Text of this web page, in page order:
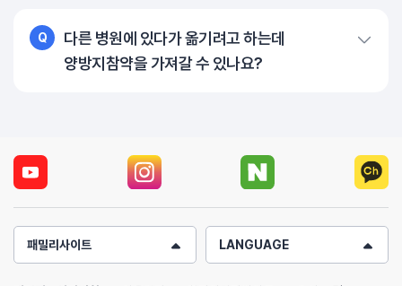
Q
다른 병원에 있다가 옮기려고 하는데
양방지참약을 가져갈 수 있나요?
패밀리사이트 LANGUAGE